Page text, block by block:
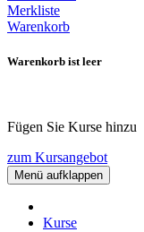
Merkliste
Warenkorb
Warenkorb ist leer
Fügen Sie Kurse hinzu
zum Kursangebot
Menü aufklappen
Kurse